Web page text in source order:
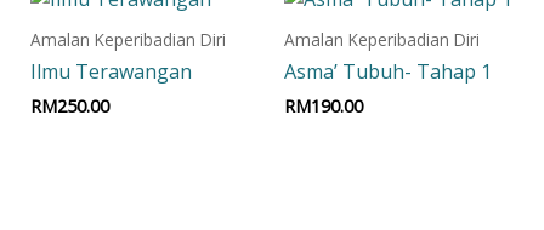
Amalan Keperibadian Diri
Ilmu Terawangan
RM250.00
Amalan Keperibadian Diri
Asma’ Tubuh- Tahap 1
RM190.00